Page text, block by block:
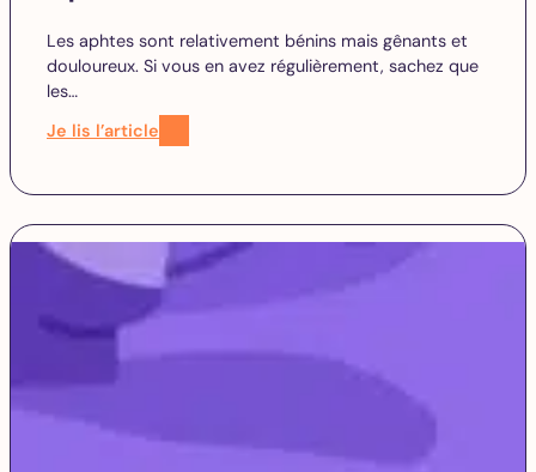
Les aphtes sont relativement bénins mais gênants et
douloureux. Si vous en avez régulièrement, sachez que
les…
Je lis l’article